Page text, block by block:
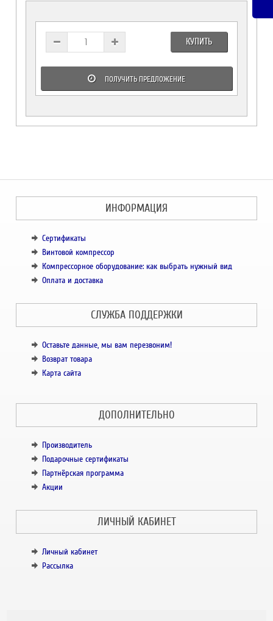
КУПИТЬ
ПОЛУЧИТЬ ПРЕДЛОЖЕНИЕ
ИНФОРМАЦИЯ
Сертификаты
Винтовой компрессор
Компрессорное оборудование: как выбрать нужный вид
Оплата и доставка
СЛУЖБА ПОДДЕРЖКИ
Оставьте данные, мы вам перезвоним!
Возврат товара
Карта сайта
ДОПОЛНИТЕЛЬНО
Производитель
Подарочные сертификаты
Партнёрская программа
Акции
ЛИЧНЫЙ КАБИНЕТ
Личный кабинет
Рассылка